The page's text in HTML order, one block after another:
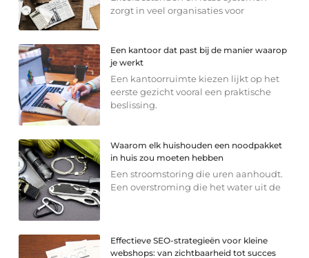
zorgt in veel organisaties voor
Een kantoor dat past bij de manier waarop
je werkt
Een kantoorruimte kiezen lijkt op het
eerste gezicht vooral een praktische
beslissing.
Waarom elk huishouden een noodpakket
in huis zou moeten hebben
Een stroomstoring die uren aanhoudt.
Een overstroming die het water uit de
Effectieve SEO-strategieën voor kleine
webshops: van zichtbaarheid tot succes